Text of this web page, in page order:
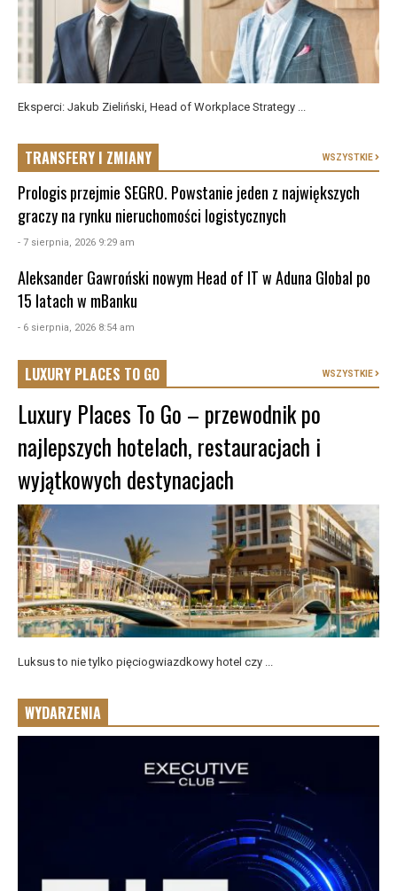
Eksperci: Jakub Zieliński, Head of Workplace Strategy ...
TRANSFERY I ZMIANY WSZYSTKIE
Prologis przejmie SEGRO. Powstanie jeden z największych
graczy na rynku nieruchomości logistycznych
- 7 sierpnia, 2026 9:29 am
Aleksander Gawroński nowym Head of IT w Aduna Global po
15 latach w mBanku
- 6 sierpnia, 2026 8:54 am
LUXURY PLACES TO GO WSZYSTKIE
Luxury Places To Go – przewodnik po
najlepszych hotelach, restauracjach i
wyjątkowych destynacjach
Luksus to nie tylko pięciogwiazdkowy hotel czy ...
WYDARZENIA